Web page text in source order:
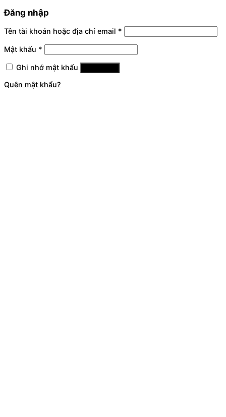
Đăng nhập
Tên tài khoản hoặc địa chỉ email *
Mật khẩu *
Ghi nhớ mật khẩu
Quên mật khẩu?